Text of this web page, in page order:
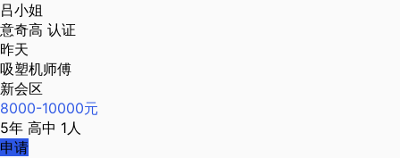
吕小姐
意奇高 认证
昨天
吸塑机师傅
新会区
8000-10000元
5年 高中 1人
申请